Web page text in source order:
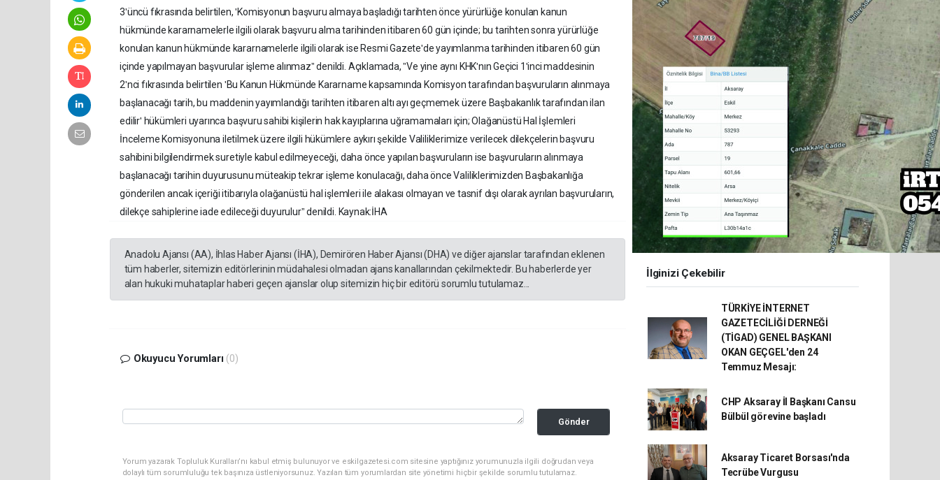
3ʹüncü fıkrasında belirtilen, ʹKomisyonun başvuru almaya başladığı tarihten önce yürürlüğe konulan kanun
hükmünde kararnamelerle ilgili olarak başvuru alma tarihinden itibaren 60 gün içinde; bu tarihten sonra yürürlüğe
konulan kanun hükmünde kararnamelerle ilgili olarak ise Resmi Gazeteʹde yayımlanma tarihinden itibaren 60 gün
içinde yapılmayan başvurular işleme alınmazˮ denildi. Açıklamada, ˮVe yine aynı KHKʹnın Geçici 1ʹinci maddesinin
2ʹnci fıkrasında belirtilen ʹBu Kanun Hükmünde Kararname kapsamında Komisyon tarafından başvuruların alınmaya
başlanacağı tarih, bu maddenin yayımlandığı tarihten itibaren altı ayı geçmemek üzere Başbakanlık tarafından ilan
edilirʹ hükümleri uyarınca başvuru sahibi kişilerin hak kayıplarına uğramamaları için; Olağanüstü Hal İşlemleri
İnceleme Komisyonuna iletilmek üzere ilgili hükümlere aykırı şekilde Valiliklerimize verilecek dilekçelerin başvuru
sahibini bilgilendirmek suretiyle kabul edilmeyeceği, daha önce yapılan başvuruların ise başvuruların alınmaya
başlanacağı tarihin duyurusunu müteakip tekrar işleme konulacağı, daha önce Valiliklerimizden Başbakanlığa
gönderilen ancak içeriği itibarıyla olağanüstü hal işlemleri ile alakası olmayan ve tasnif dışı olarak ayrılan başvuruların,
dilekçe sahiplerine iade edileceği duyurulurˮ denildi. Kaynak:İHA
Anadolu Ajansı (AA), İhlas Haber Ajansı (İHA), Demirören Haber Ajansı (DHA) ve diğer ajanslar tarafından eklenen
tüm haberler, sitemizin editörlerinin müdahalesi olmadan ajans kanallarından çekilmektedir. Bu haberlerde yer
alan hukuki muhataplar haberi geçen ajanslar olup sitemizin hiç bir editörü sorumlu tutulamaz...
Okuyucu Yorumları (0)
Gönder
Yorum yazarak Topluluk Kuralları’nı kabul etmiş bulunuyor ve eskilgazetesi.com sitesine yaptığınız yorumunuzla ilgili doğrudan veya
dolaylı tüm sorumluluğu tek başınıza üstleniyorsunuz. Yazılan tüm yorumlardan site yönetimi hiçbir şekilde sorumlu tutulamaz.
İlginizi Çekebilir
TÜRKİYE İNTERNET
GAZETECİLİĞİ DERNEĞİ
(TİGAD) GENEL BAŞKANI
OKAN GEÇGEL'den 24
Temmuz Mesajı:
CHP Aksaray İl Başkanı Cansu
Bülbül görevine başladı
Aksaray Ticaret Borsası'nda
Tecrübe Vurgusu